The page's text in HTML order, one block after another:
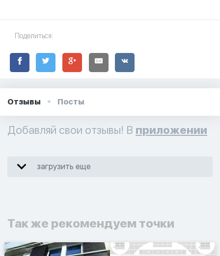
Поделиться:
Отзывы Посты
Добавляй свои отзывы! В приложении
загрузить еще
Так же рекомендуем точки